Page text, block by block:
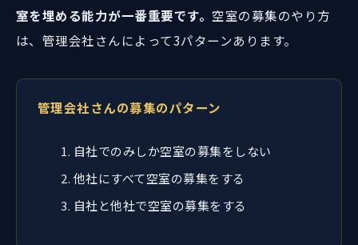
室を埋める能力が一番重要です。 空室の募集のやり方
は、管理会社さんによって3パターンあります。
管理会社さんの募集のパターン
自社でのみしか空室の募集をしない
他社にすべて空室の募集をする
自社と他社で空室の募集をする